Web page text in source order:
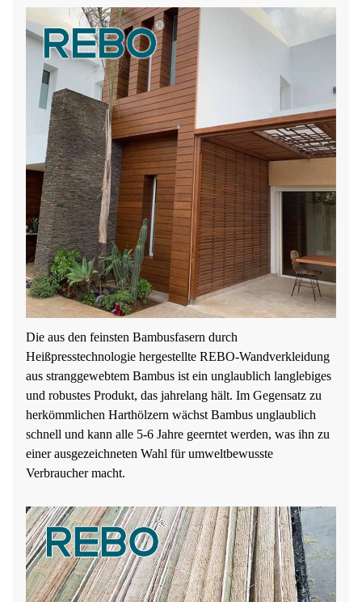
Die aus den feinsten Bambusfasern durch
Heißpresstechnologie hergestellte REBO-Wandverkleidung
aus stranggewebtem Bambus ist ein unglaublich langlebiges
und robustes Produkt, das jahrelang hält. Im Gegensatz zu
herkömmlichen Harthölzern wächst Bambus unglaublich
schnell und kann alle 5-6 Jahre geerntet werden, was ihn zu
einer ausgezeichneten Wahl für umweltbewusste
Verbraucher macht.